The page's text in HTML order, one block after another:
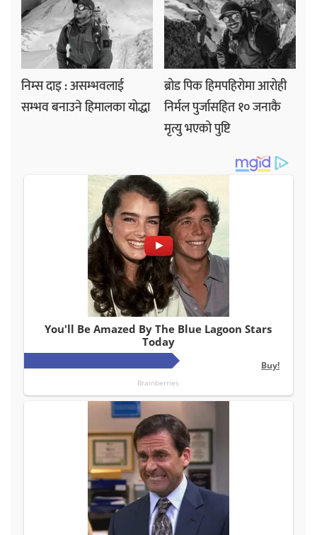
निम्स दाइ : असम्भवलाई
सम्भव बनाउने हिमालका योद्धा
ब्रोड पिक हिमपहिरोमा आरोही
निर्मल पुर्जासहित १० जनाकै
मृत्यु भएको पुष्टि